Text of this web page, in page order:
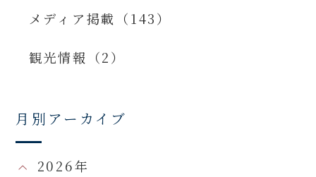
メディア掲載（143）
観光情報（2）
月別アーカイブ
2026年